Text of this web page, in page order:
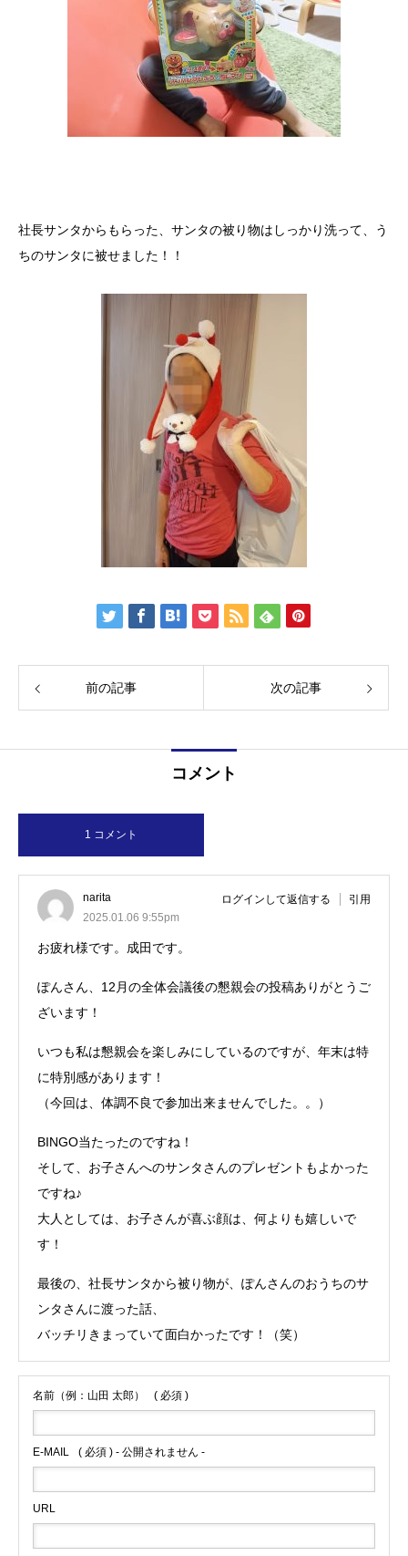
社長サンタからもらった、サンタの被り物はしっかり洗って、う
ちのサンタに被せました！！
前の記事 次の記事
コメント
1 コメント
narita
2025.01.06 9:55pm
ログインして返信する 引用
お疲れ様です。成田です。
ぽんさん、12月の全体会議後の懇親会の投稿ありがとうご
ざいます！
いつも私は懇親会を楽しみにしているのですが、年末は特
に特別感があります！
（今回は、体調不良で参加出来ませんでした。。）
BINGO当たったのですね！
そして、お子さんへのサンタさんのプレゼントもよかった
ですね♪
大人としては、お子さんが喜ぶ顔は、何よりも嬉しいで
す！
最後の、社長サンタから被り物が、ぽんさんのおうちのサ
ンタさんに渡った話、
バッチリきまっていて面白かったです！（笑）
名前（例：山田 太郎） ( 必須 )
E-MAIL ( 必須 ) - 公開されません -
URL